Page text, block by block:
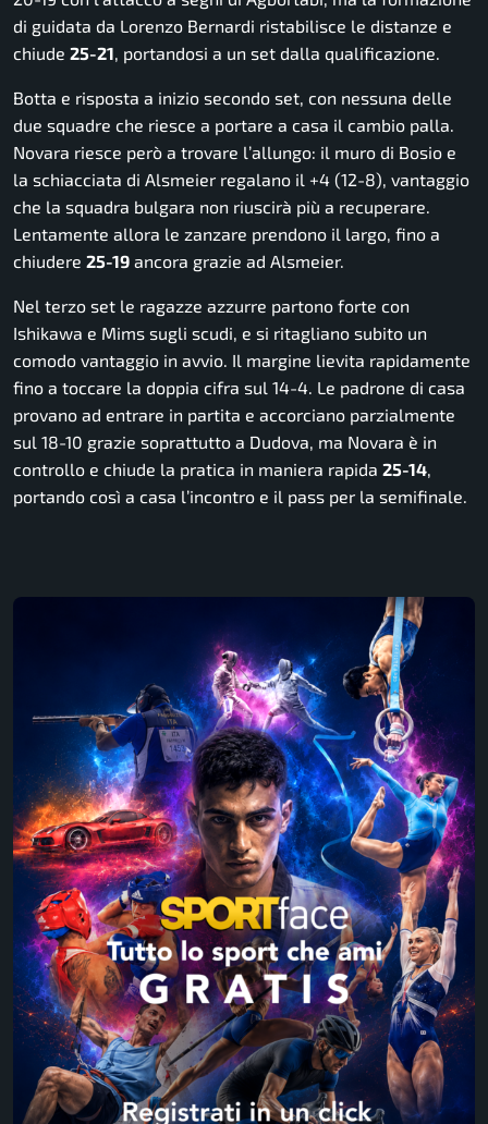
di guidata da Lorenzo Bernardi ristabilisce le distanze e
chiude 25-21 , portandosi a un set dalla qualificazione.
Botta e risposta a inizio secondo set, con nessuna delle
due squadre che riesce a portare a casa il cambio palla.
Novara riesce però a trovare l’allungo: il muro di Bosio e
la schiacciata di Alsmeier regalano il +4 (12-8), vantaggio
che la squadra bulgara non riuscirà più a recuperare.
Lentamente allora le zanzare prendono il largo, fino a
chiudere 25-19 ancora grazie ad Alsmeier.
Nel terzo set le ragazze azzurre partono forte con
Ishikawa e Mims sugli scudi, e si ritagliano subito un
comodo vantaggio in avvio. Il margine lievita rapidamente
fino a toccare la doppia cifra sul 14-4. Le padrone di casa
provano ad entrare in partita e accorciano parzialmente
sul 18-10 grazie soprattutto a Dudova, ma Novara è in
controllo e chiude la pratica in maniera rapida 25-14
portando così a casa l’incontro e il pass per la semifinale.